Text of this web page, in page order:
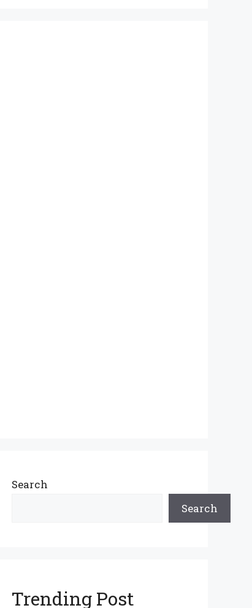
Search
Search
Trending Post